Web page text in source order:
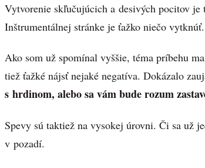
Vytvorenie skľučujúcich a desivých pocitov
Inštrumentálnej stránke je ťažko niečo vytknúť.
Ako som už spomínal vyššie, téma príbehu
tiež ťažké nájsť nejaké negatíva. Dokázalo
s hrdinom, alebo sa vám bude rozum
Spevy sú taktiež na vysokej úrovni. Či sa už
v pozadí.